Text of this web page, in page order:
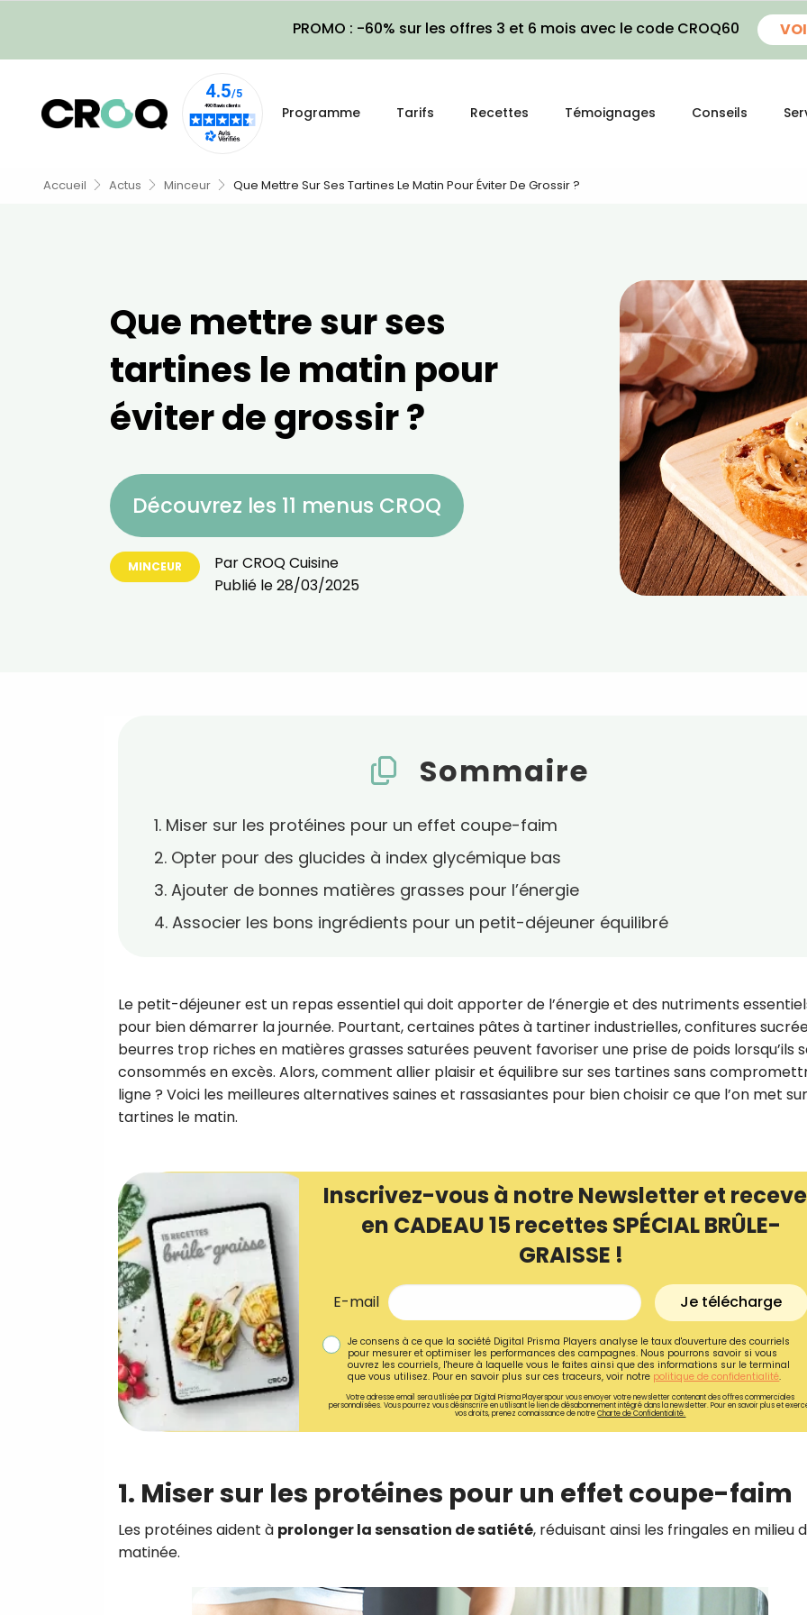
PROMO : -60% sur les offres 3 et 6 mois avec le code CROQ60
Programme Tarifs Recettes Témoignages Conseils
Accueil Actus Minceur Que Mettre Sur Ses Tartines Le Matin Pour Éviter De Grossir ?
Que mettre sur ses
tartines le matin pour
éviter de grossir ?
Découvrez les 11 menus CROQ
MINCEUR ParCROQ Cuisine
Publié le28/03/2025
Sommaire
1. Miser sur les protéines pour un effet coupe-faim
2. Opter pour des glucides à index glycémique bas
3. Ajouter de bonnes matières grasses pour l’énergie
4. Associer les bons ingrédients pour un petit-déjeuner équilibré
Le petit-déjeuner est un repas essentiel qui doit apporter de l’énergie et des nutriments
pour bien démarrer la journée. Pourtant, certaines pâtes à tartiner industrielles, confitures
beurres trop riches en matières grasses saturées peuvent favoriser une prise de poids lorsqu’ils
consommés en excès. Alors, comment allier plaisir et équilibre sur ses tartines sans
ligne ? Voici les meilleures alternatives saines et rassasiantes pour bien choisir ce que l’on met
tartines le matin.
Inscrivez-vous à notre Newsletter et
en CADEAU 15 recettes SPÉCIAL BRÛLE-
GRAISSE !
E-mail Je télécharge
Je consens à ce que la société Digital Prisma Players analyse le taux d'ouverture des courriels
pour mesurer et optimiser les performances des campagnes. Nous pourrons savoir si vous
ouvrez les courriels, l'heure à laquelle vous le faites ainsi que des informations sur le terminal
que vous utilisez. Pour en savoir plus sur ces traceurs, voir notre politique de confidentialité.
Votre adresse email sera utilisée par Digital Prisma Playerspour vous envoyer votre newsletter contenant des offres commerciales
personnalisées. Vous pourrez vous désinscrire en utilisant le lien de désabonnement intégré dans la newsletter. Pour en savoir plus et
vos droits, prenez connaissance de notreCharte de Confidentialité.
1. Miser sur les protéines pour un effet coupe-faim
Les protéines aident à prolonger la sensation de satiété, réduisant ainsi les fringales en milieu
matinée.
Recevez
recettes inédites de
Ainsi que la newsletter